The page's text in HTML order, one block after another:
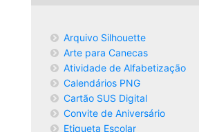
Arquivo Silhouette
Arte para Canecas
Atividade de Alfabetização
Calendários PNG
Cartão SUS Digital
Convite de Aniversário
Etiqueta Escolar